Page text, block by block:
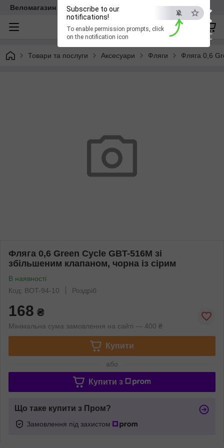
×
ESC
Subscribe to our
notifications!
To enable permission prompts, click
on the notification icon
Веломагазин EasyBike
Товари та послуги Аксесуари Фляги Фляга 0,6
Фляга 0,6 Green Cycle GBT-516M зі
збільшеним клапаном, чорна із сірим
В наявності
Код: BOT-94-10
Роздріб
168 ₴
Мінімальна сума замовлення на сайті — 400 ₴
Купити
або
Купити з
Що таке купити з Пром?
Замовлення під захистом